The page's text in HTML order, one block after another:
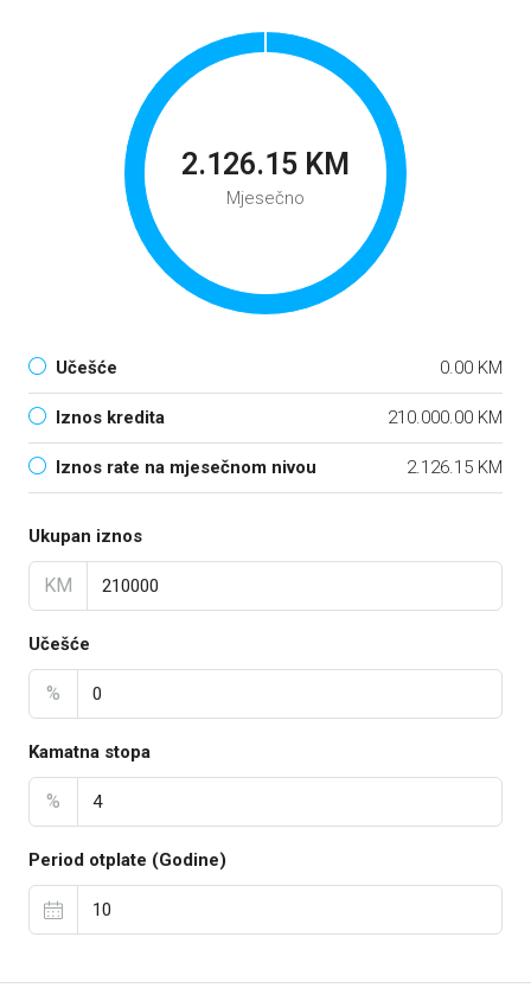
2.126.15 KM
Mjesečno
Učešće 0.00 KM
Iznos kredita 210.000.00 KM
Iznos rate na mjesečnom nivou 2.126.15 KM
Ukupan iznos
KM
Učešće
%
Kamatna stopa
%
Period otplate (Godine)